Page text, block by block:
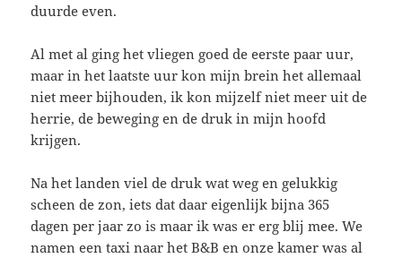
duurde even.
Al met al ging het vliegen goed de eerste paar uur,
maar in het laatste uur kon mijn brein het allemaal
niet meer bijhouden, ik kon mijzelf niet meer uit de
herrie, de beweging en de druk in mijn hoofd
krijgen.
Na het landen viel de druk wat weg en gelukkig
scheen de zon, iets dat daar eigenlijk bijna 365
dagen per jaar zo is maar ik was er erg blij mee. We
namen een taxi naar het B&B en onze kamer was al